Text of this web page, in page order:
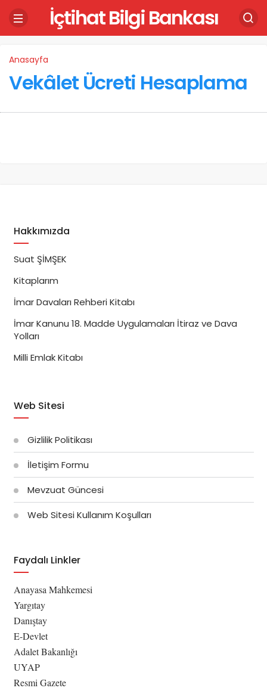
İçtihat Bilgi Bankası
Anasayfa
Vekâlet Ücreti Hesaplama
Hakkımızda
Suat ŞİMŞEK
Kitaplarım
İmar Davaları Rehberi Kitabı
İmar Kanunu 18. Madde Uygulamaları İtiraz ve Dava
Yolları
Milli Emlak Kitabı
Web Sitesi
Gizlilik Politikası
İletişim Formu
Mevzuat Güncesi
Web Sitesi Kullanım Koşulları
Faydalı Linkler
Anayasa Mahkemesi
Yargıtay
Danıştay
E-Devlet
Adalet Bakanlığı
UYAP
Resmi Gazete